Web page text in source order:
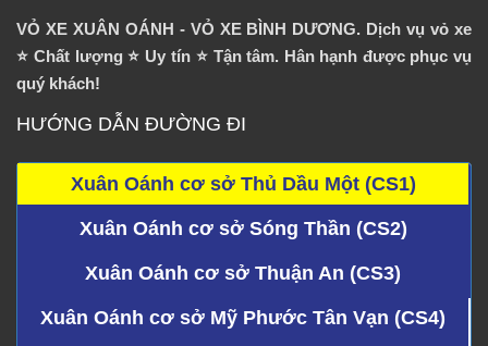
VỎ XE XUÂN OÁNH - VỎ XE BÌNH DƯƠNG. Dịch vụ vỏ xe
⭐️ Chất lượng ⭐️ Uy tín ⭐️ Tận tâm. Hân hạnh được phục vụ
quý khách!
HƯỚNG DẪN ĐƯỜNG ĐI
Xuân Oánh cơ sở Thủ Dầu Một (CS1)
Xuân Oánh cơ sở Sóng Thần (CS2)
Xuân Oánh cơ sở Thuận An (CS3)
Xuân Oánh cơ sở Mỹ Phước Tân Vạn (CS4)